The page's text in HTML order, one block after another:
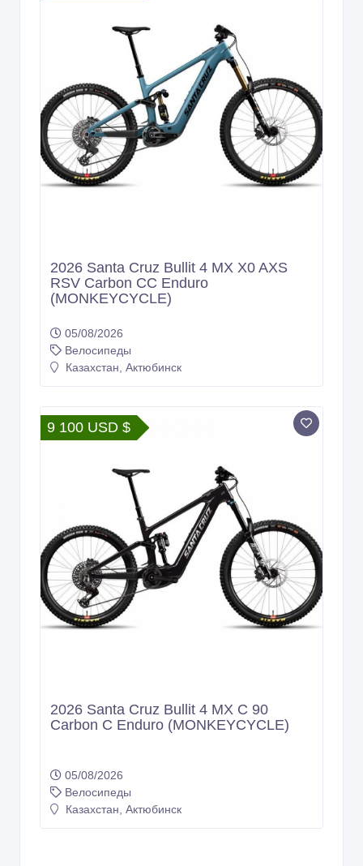
2026 Santa Cruz Bullit 4 MX X0 AXS
RSV Carbon CC Enduro
(MONKEYCYCLE)
05/08/2026
Велосипеды
Казахстан, Актюбинск
9 100 USD $
2026 Santa Cruz Bullit 4 MX C 90
Carbon C Enduro (MONKEYCYCLE)
05/08/2026
Велосипеды
Казахстан, Актюбинск